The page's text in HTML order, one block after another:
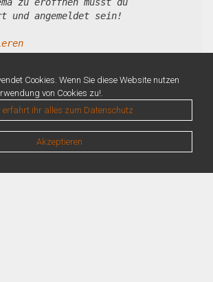
angemeldet sein!
Cookies. Wenn Sie diese Website nutzen
von Cookies zu!.
erfahrt ihr alles zum Datenschutz
Akzeptieren